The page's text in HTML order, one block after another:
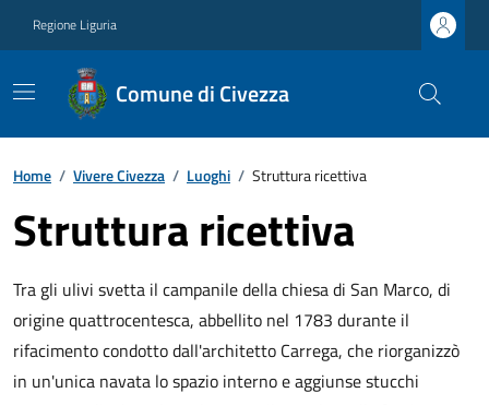
Regione Liguria
Comune di Civezza
Home / Vivere Civezza / Luoghi / Struttura ricettiva
Struttura ricettiva
Tra gli ulivi svetta il campanile della chiesa di San Marco, di
origine quattrocentesca, abbellito nel 1783 durante il
rifacimento condotto dall'architetto Carrega, che riorganizzò
in un'unica navata lo spazio interno e aggiunse stucchi